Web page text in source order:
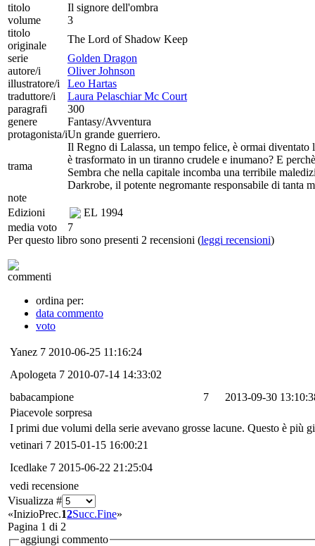
titolo
Il signore dell'ombra
volume
3
titolo
originale
The Lord of Shadow Keep
serie
Golden Dragon
autore/i
Oliver Johnson
illustratore/i
Leo Hartas
traduttore/i
Laura Pelaschiar Mc Court
paragrafi
300
genere
Fantasy/Avventura
protagonista/iUn grande guerriero.
trama
Il Regno di Lalassa, un tempo felice, è ormai
è trasformato in un tiranno crudele e inumano? E
Sembra che nella capitale incomba una terribile
Darkrobe, il potente negromante responsabile di tanta
note
Edizioni
EL 1994
media voto
7
Per questo libro sono presenti 2 recensioni (leggi recensioni)
commenti
ordina per:
data commento
voto
Yanez 7 2010-06-25 11:16:24
Apologeta 7 2010-07-14 14:33:02
babacampione
7
2013-09-30
Piacevole sorpresa
I primi due volumi della serie avevano grosse lacune. Questo è più
vetinari 7 2015-01-15 16:00:21
Icedlake 7 2015-06-22 21:25:04
vedi recensione
Visualizza #
«InizioPrec.12Succ.Fine»
Pagina 1 di 2
aggiungi commento